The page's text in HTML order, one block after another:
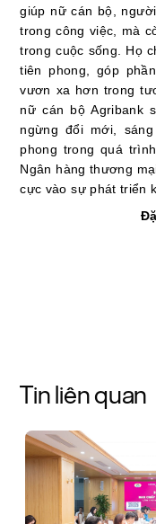
giúp nữ cán bộ,
trong công việc, mà
trong cuộc sống. Họ
tiên phong, góp
vươn xa hơn trong
nữ cán bộ Agribank
ngừng đổi mới,
phong trong quá
Ngân hàng thương
cực vào sự phát triển
Tin liên quan